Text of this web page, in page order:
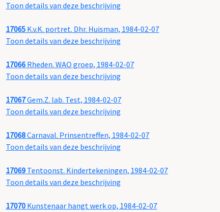
Toon details van deze beschrijving
17065 K.v.K. portret. Dhr. Huisman, 1984-02-07
Toon details van deze beschrijving
17066 Rheden. WAO groep, 1984-02-07
Toon details van deze beschrijving
17067Gem.Z. lab. Test, 1984-02-07
Toon details van deze beschrijving
17068Carnaval. Prinsentreffen, 1984-02-07
Toon details van deze beschrijving
17069 Tentoonst. Kindertekeningen, 1984-02-07
Toon details van deze beschrijving
17070 Kunstenaar hangt werk op, 1984-02-07